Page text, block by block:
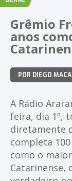
Grêmio
anos
POR DIEGO
A Rádio
feira, dia 1º,
diretamente
completa
como o
Catarinense,